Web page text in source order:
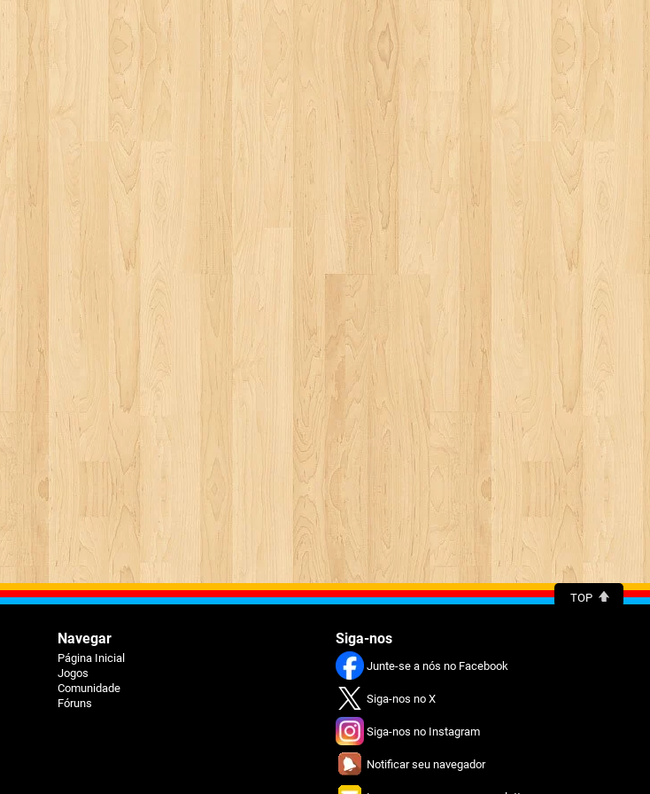
TOP
Navegar
Página Inicial
Jogos
Comunidade
Fóruns
Siga-nos
Junte-se a nós no Facebook
Siga-nos no X
Siga-nos no Instagram
Notificar seu navegador